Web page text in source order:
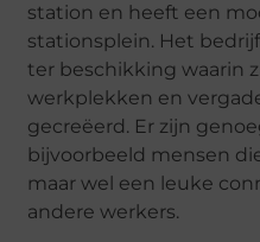
station en heeft een
stationsplein. Het
ter beschikking waarin
werkplekken en
gecreëerd. Er zijn
bijvoorbeeld mensen
maar wel een leuke
andere werkers.